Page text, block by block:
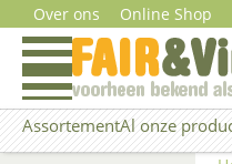
naar
inhoud
Over ons Online Shop
AssortementAl onze